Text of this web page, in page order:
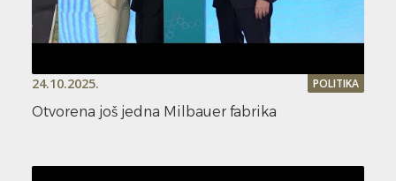
24.10.2025. POLITIKA
Otvorena još jedna Milbauer fabrika